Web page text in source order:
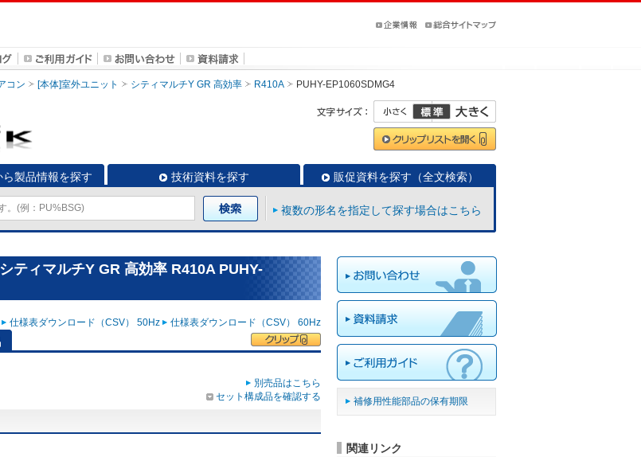
コン [本体]室外ユニット シティマルチY GR 高効率 R410A PUHY-EP1060SDMG4
製品情報を探す 技術資料を探す 販促資料を探す（全文検索）
複数の形名を指定して探す場合はこちら
ティマルチY GR 高効率 R410A PUHY-
仕様表ダウンロード（CSV） 50Hz 仕様表ダウンロード（CSV） 60Hz
別売品はこちら
セット構成品を確認する
補修用性能部品の保有期限
関連リンク